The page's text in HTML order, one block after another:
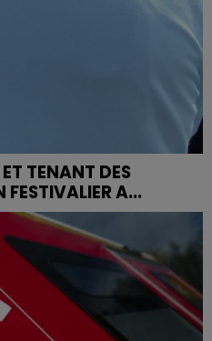
TENANT DES
FESTIVALIER A...